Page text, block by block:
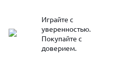
Играйте с
уверенностью.
Покупайте с
доверием.